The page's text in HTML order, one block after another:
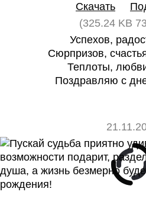
Скачать
(325.24 KB
Успехов,
Сюрпризов,
Теплоты,
Поздравляю с